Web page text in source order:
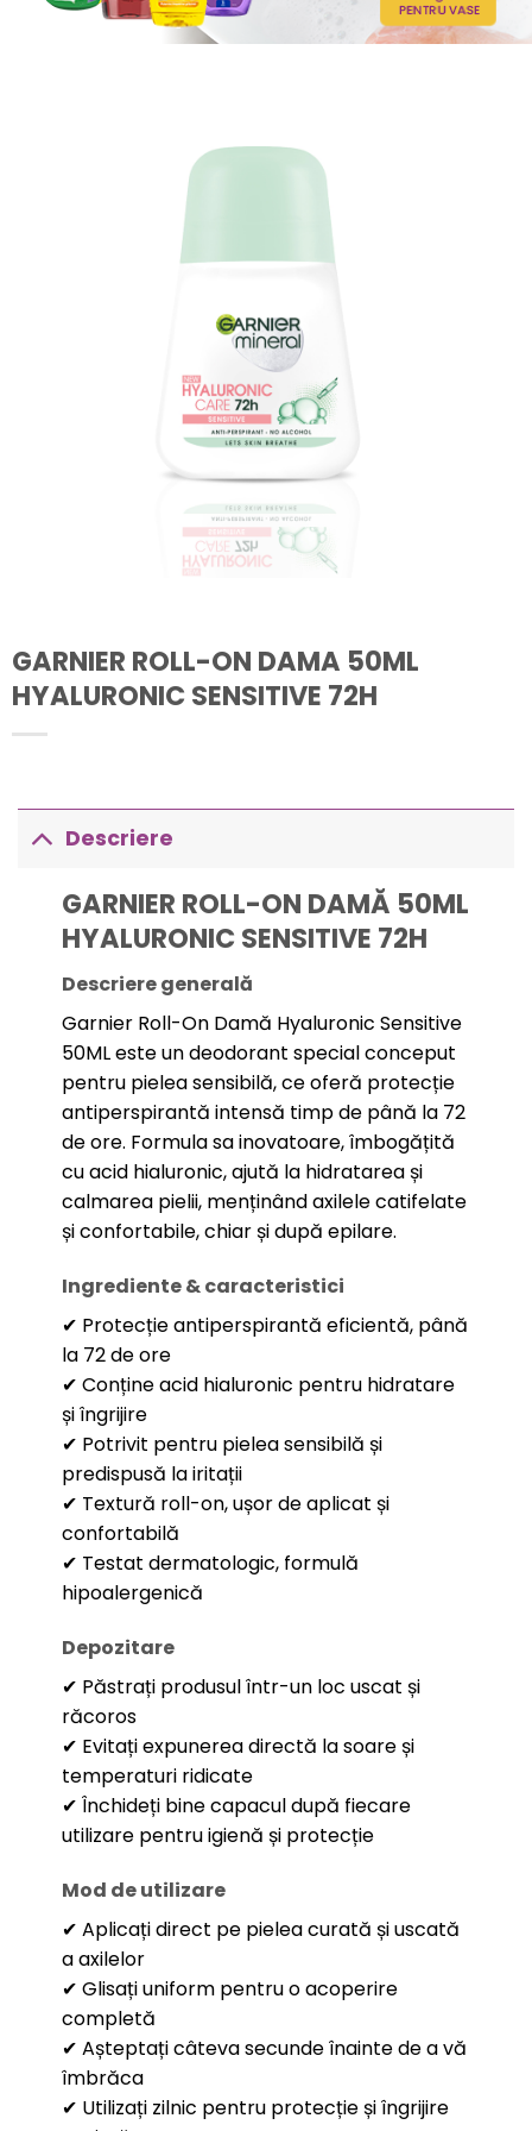
GARNIER ROLL-ON DAMA 50ML
HYALURONIC SENSITIVE 72H
Descriere
GARNIER ROLL-ON DAMĂ 50ML
HYALURONIC SENSITIVE 72H
Descriere generală
Garnier Roll-On Damă Hyaluronic Sensitive
50ML este un deodorant special conceput
pentru pielea sensibilă, ce oferă protecție
antiperspirantă intensă timp de până la 72
de ore. Formula sa inovatoare, îmbogățită
cu acid hialuronic, ajută la hidratarea și
calmarea pielii, menținând axilele catifelate
și confortabile, chiar și după epilare.
Ingrediente & caracteristici
✔ Protecție antiperspirantă eficientă, până
la 72 de ore
✔ Conține acid hialuronic pentru hidratare
și îngrijire
✔ Potrivit pentru pielea sensibilă și
predispusă la iritații
✔ Textură roll-on, ușor de aplicat și
confortabilă
✔ Testat dermatologic, formulă
hipoalergenică
Depozitare
✔ Păstrați produsul într-un loc uscat și
răcoros
✔ Evitați expunerea directă la soare și
temperaturi ridicate
✔ Închideți bine capacul după fiecare
utilizare pentru igienă și protecție
Mod de utilizare
✔ Aplicați direct pe pielea curată și uscată
a axilelor
✔ Glisați uniform pentru o acoperire
completă
✔ Așteptați câteva secunde înainte de a vă
îmbrăca
✔ Utilizați zilnic pentru protecție și îngrijire